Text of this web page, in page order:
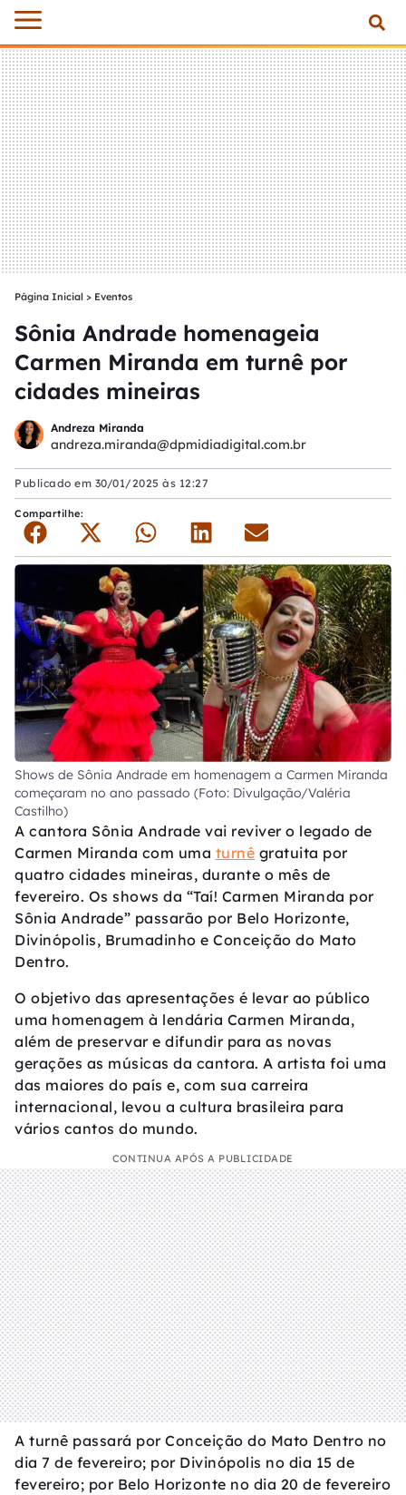
Página Inicial > Eventos
Sônia Andrade homenageia
Carmen Miranda em turnê por
cidades mineiras
Andreza Miranda
andreza.miranda@dpmidiadigital.com.br
Publicado em 30/01/2025 às 12:27
Compartilhe:
Shows de Sônia Andrade em homenagem a Carmen Miranda
começaram no ano passado (Foto: Divulgação/Valéria
Castilho)
A cantora Sônia Andrade vai reviver o legado de
Carmen Miranda com uma turnê gratuita por
quatro cidades mineiras, durante o mês de
fevereiro. Os shows da “Taí! Carmen Miranda por
Sônia Andrade” passarão por Belo Horizonte,
Divinópolis, Brumadinho e Conceição do Mato
Dentro.
O objetivo das apresentações é levar ao público
uma homenagem à lendária Carmen Miranda,
além de preservar e difundir para as novas
gerações as músicas da cantora. A artista foi uma
das maiores do país e, com sua carreira
internacional, levou a cultura brasileira para
vários cantos do mundo.
CONTINUA APÓS A PUBLICIDADE
A turnê passará por Conceição do Mato Dentro no
dia 7 de fevereiro; por Divinópolis no dia 15 de
fevereiro; por Belo Horizonte no dia 20 de fevereiro